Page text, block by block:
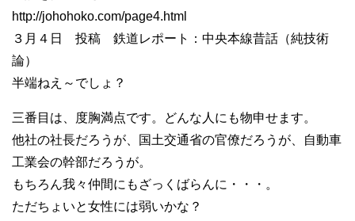
http://johohoko.com/page4.html
３月４日 投稿 鉄道レポート：中央本線昔話（純技術
論）
半端ねえ～でしょ？
三番目は、度胸満点です。どんな人にも物申せます。
他社の社長だろうが、国土交通省の官僚だろうが、自動車
工業会の幹部だろうが。
もちろん我々仲間にもざっくばらんに・・・。
ただちょいと女性には弱いかな？